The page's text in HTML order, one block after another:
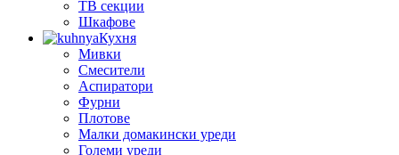
ТВ секции
Шкафове
Кухня
Мивки
Смесители
Аспиратори
Фурни
Плотове
Малки домакински уреди
Големи уреди